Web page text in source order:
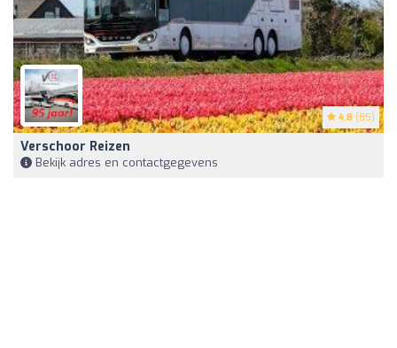
4.8 (85)
Verschoor Reizen
Bekijk adres en contactgegevens